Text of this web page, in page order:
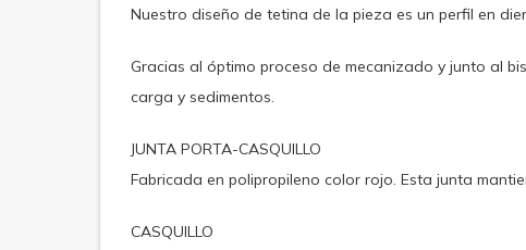
Nuestro diseño de tetina de la pieza es un perfil en
Gracias al óptimo proceso de mecanizado y junto al
carga y sedimentos.
JUNTA PORTA-CASQUILLO
Fabricada en polipropileno color rojo. Esta junta
CASQUILLO